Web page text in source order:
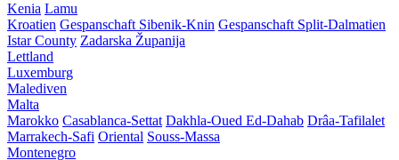
Kenia Lamu
Kroatien Gespanschaft Sibenik-Knin Gespanschaft Split-Dalmatien
Istar County Zadarska Županija
Lettland
Luxemburg
Malediven
Malta
Marokko Casablanca-Settat Dakhla-Oued Ed-Dahab Drâa-Tafilalet
Marrakech-Safi Oriental Souss-Massa
Montenegro